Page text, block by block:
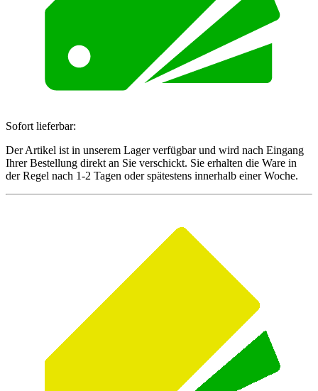
Sofort lieferbar:
Der Artikel ist in unserem Lager verfügbar und wird nach Eingang
Ihrer Bestellung direkt an Sie verschickt. Sie erhalten die Ware in
der Regel nach 1-2 Tagen oder spätestens innerhalb einer Woche.